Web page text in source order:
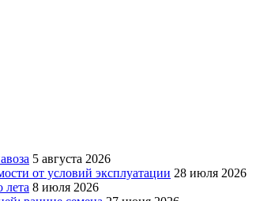
5 августа 2026
от условий эксплуатации 28 июля 2026
лета 8 июля 2026